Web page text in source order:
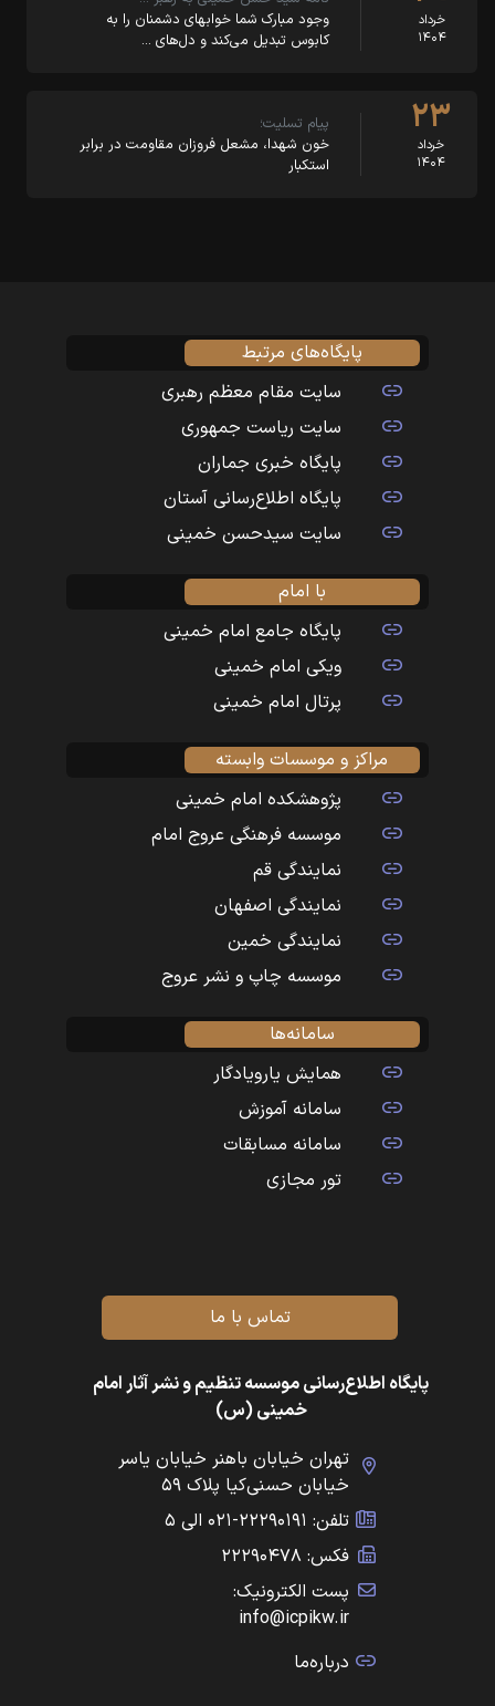
خرداد
۱۴۰۴
وجود مبارک شما خوابهای دشمنان را به
کابوس تبدیل می‌کند و دل‌های …
۲۳
خرداد
۱۴۰۴
پیام تسلیت؛
خون شهدا، مشعل فروزان مقاومت در برابر
استکبار
پایگاه‌های مرتبط
سایت مقام معظم رهبری
سایت ریاست جمهوری
پایگاه خبری جماران
پایگاه اطلاع‌رسانی آستان
سایت سیدحسن خمینی
با امام
پایگاه جامع امام خمینی
ویکی امام خمینی
پرتال امام خمینی
مراکز و موسسات وابسته
پژوهشکده امام خمینی
موسسه فرهنگی عروج امام
نمایندگی قم
نمایندگی اصفهان
نمایندگی خمین
موسسه چاپ و نشر عروج
سامانه‌ها
همایش یارویادگار
سامانه آموزش
سامانه مسابقات
تور مجازی
تماس با ما
پایگاه اطلاع‌رسانی موسسه تنظیم و نشر آثار امام
خمینی (س)
تهران خیابان باهنر خیابان یاسر
خیابان حسنی‌کیا پلاک ۵۹
تلفن: ۲۲۲۹۰۱۹۱-۰۲۱ الی ۵
فکس: ۲۲۲۹۰۴۷۸
پست الکترونیک:
info@icpikw.ir
درباره‌ما